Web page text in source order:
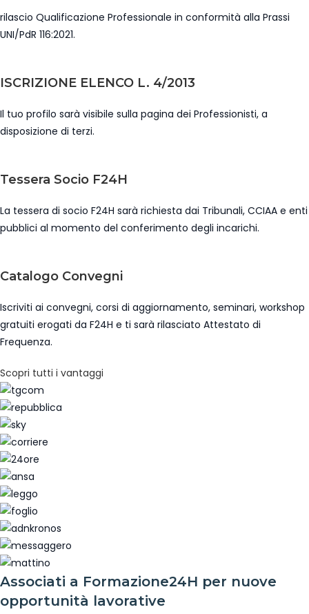
rilascio Qualificazione Professionale in conformità alla Prassi
UNI/PdR 116:2021.
ISCRIZIONE ELENCO L. 4/2013
Il tuo profilo sarà visibile sulla pagina dei Professionisti, a
disposizione di terzi.
Tessera Socio F24H
La tessera di socio F24H sarà richiesta dai Tribunali, CCIAA e enti
pubblici al momento del conferimento degli incarichi.
Catalogo Convegni
Iscriviti ai convegni, corsi di aggiornamento, seminari, workshop
gratuiti erogati da F24H e ti sarà rilasciato Attestato di
Frequenza.
Scopri tutti i vantaggi
Associati a Formazione24H per nuove
opportunità lavorative